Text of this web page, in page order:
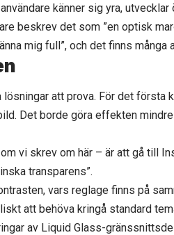
känner sig yra,
beskrev det som ”en optisk
mig full”, och det finns många
att prova. För det första
Det borde göra effekten
vi skrev om här – är att gå till
transparens”.
vars reglage finns på
att behöva kringå standard
av Liquid Glass-